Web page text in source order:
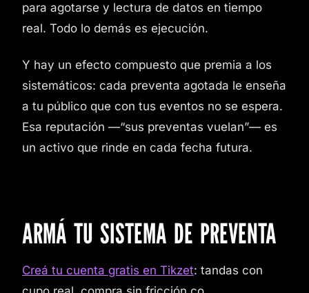
para agotarse y lectura de datos en tiempo
real. Todo lo demás es ejecución.
Y hay un efecto compuesto que premia a los
sistemáticos: cada preventa agotada le enseña
a tu público que con tus eventos no se espera.
Esa reputación —“sus preventas vuelan”— es
un activo que rinde en cada fecha futura.
ARMÁ TU SISTEMA DE PREVENTA
Creá tu cuenta gratis en Tikzet: tandas con